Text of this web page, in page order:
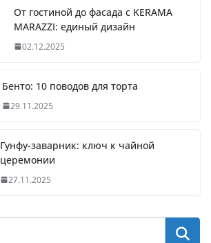
От гостиной до фасада с KERAMA
MARAZZI: единый дизайн
02.12.2025
Бенто: 10 поводов для торта
29.11.2025
Гунфу-заварник: ключ к чайной
церемонии
27.11.2025